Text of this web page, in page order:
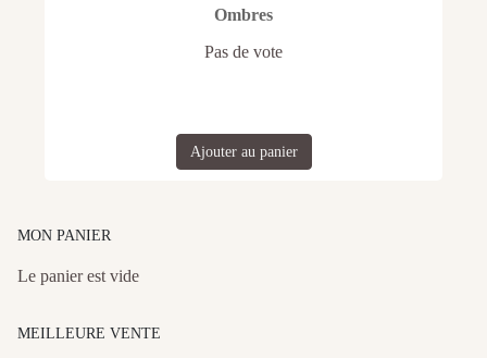
Ombres
Pas de vote
Ajouter au panier
MON PANIER
Le panier est vide
MEILLEURE VENTE